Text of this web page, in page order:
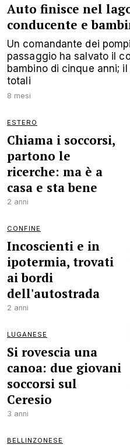
Auto finisce nel
conducente e
Un comandante dei
passaggio ha salvato il
bambino di cinque anni;
totali
8 mesi
ESTERO
Chiama i soccorsi,
partono le
ricerche: ma è a
casa e sta bene
2 anni
CONFINE
Incoscienti e in
ipotermia, trovati
ai bordi
dell'autostrada
2 anni
LUGANESE
Si rovescia una
canoa: due giovani
soccorsi sul
Ceresio
3 anni
BELLINZONESE